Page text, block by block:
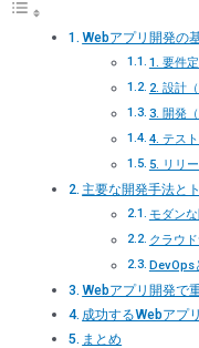
Webアプリ開発の
1. 要件
2. 設計
3. 開発
4. テス
5. リリ
主要な開発手法と
モダン
クラウ
DevOps
Webアプリ開発で
成功するWebアプ
まとめ